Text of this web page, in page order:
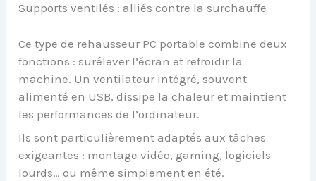
Supports ventilés : alliés contre la surchauffe
Ce type de rehausseur PC portable combine deux
fonctions : surélever l’écran et refroidir la
machine. Un ventilateur intégré, souvent
alimenté en USB, dissipe la chaleur et maintient
les performances de l’ordinateur.
Ils sont particulièrement adaptés aux tâches
exigeantes : montage vidéo, gaming, logiciels
lourds… ou même simplement en été.